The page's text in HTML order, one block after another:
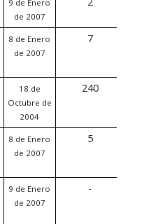
9 de Enero
de 2007
8 de Enero
de 2007
7
18 de
Octubre de
2004
240
8 de Enero
de 2007
5
9 de Enero
de 2007
-